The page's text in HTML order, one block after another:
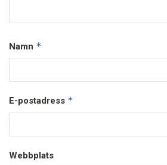
Namn *
E-postadress *
Webbplats